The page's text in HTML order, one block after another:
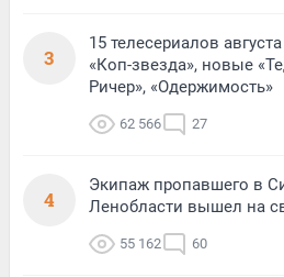
3
15 телесериалов
«Коп-звезда», новые
Ричер», «Одержимость»
62 566 27
4
Экипаж пропавшего в
Ленобласти вышел на
55 162 60